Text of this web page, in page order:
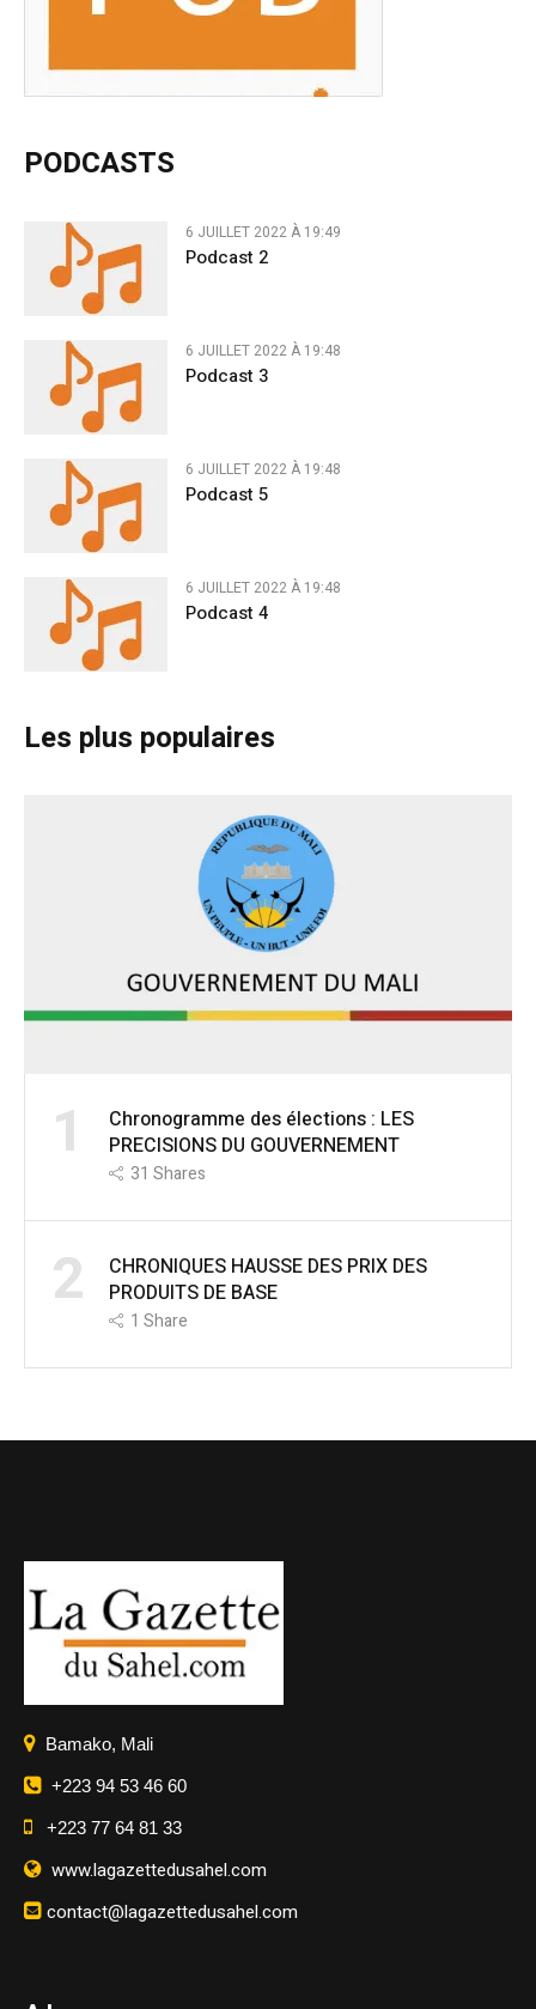
PODCASTS
6 JUILLET 2022 À 19:49
Podcast 2
6 JUILLET 2022 À 19:48
Podcast 3
6 JUILLET 2022 À 19:48
Podcast 5
6 JUILLET 2022 À 19:48
Podcast 4
Les plus populaires
1
Chronogramme des élections : LES
PRECISIONS DU GOUVERNEMENT
31 Shares
2
CHRONIQUES HAUSSE DES PRIX DES
PRODUITS DE BASE
1 Share
Bamako, Mali
+223 94 53 46 60
+223 77 64 81 33
www.lagazettedusahel.com
contact@lagazettedusahel.com